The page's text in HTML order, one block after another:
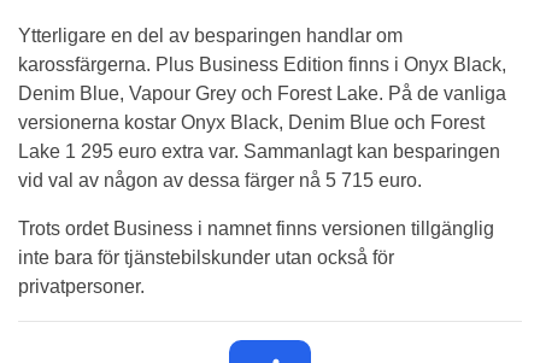
Ytterligare en del av besparingen handlar om
karossfärgerna. Plus Business Edition finns i Onyx Black,
Denim Blue, Vapour Grey och Forest Lake. På de vanliga
versionerna kostar Onyx Black, Denim Blue och Forest
Lake 1 295 euro extra var. Sammanlagt kan besparingen
vid val av någon av dessa färger nå 5 715 euro.
Trots ordet Business i namnet finns versionen tillgänglig
inte bara för tjänstebilskunder utan också för
privatpersoner.